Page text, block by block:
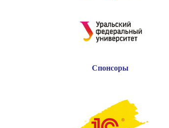
Спонсоры